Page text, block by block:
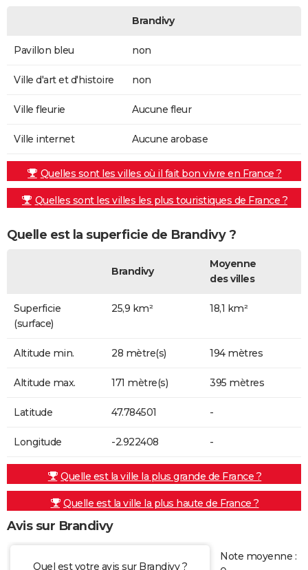
Brandivy
Pavillon bleu non
Ville d'art et d'histoire non
Ville fleurie Aucune fleur
Ville internet Aucune arobase
Quelles sont les villes où il fait bon vivre en France ?
Quelles sont les villes les plus touristiques de France ?
Quelle est la superficie de Brandivy ?
Brandivy
Moyenne
des villes
Superficie
(surface)
25,9 km² 18,1 km²
Altitude min. 28 mètre(s) 194 mètres
Altitude max. 171 mètre(s) 395 mètres
Latitude 47.784501 -
Longitude -2.922408 -
Quelle est la ville la plus grande de France ?
Quelle est la ville la plus haute de France ?
Avis sur Brandivy
Quel est votre avis sur Brandivy ?
Note moyenne :